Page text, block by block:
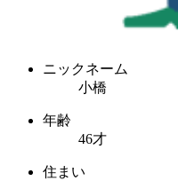
ニックネーム
小橋
年齢
46才
住まい